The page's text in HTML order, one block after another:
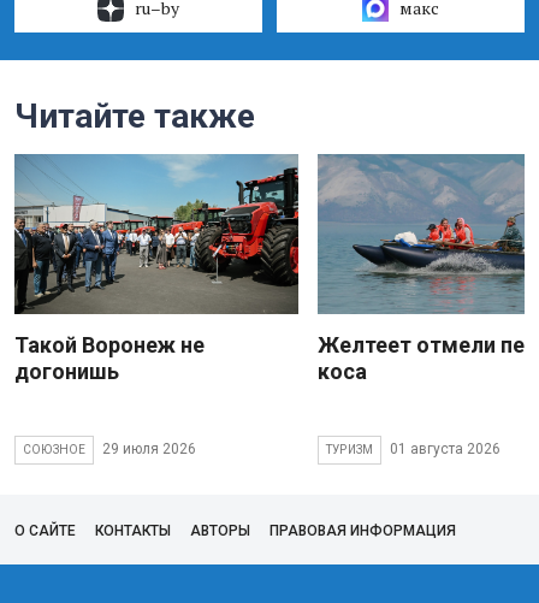
ru–by макс
Читайте также
Такой Воронеж не
догонишь
СОЮЗНОЕ 29 июля 2026
Желтеет отмели
коса
ТУРИЗМ 01 августа 2026
О САЙТЕ КОНТАКТЫ АВТОРЫ ПРАВОВАЯ ИНФОРМАЦИЯ